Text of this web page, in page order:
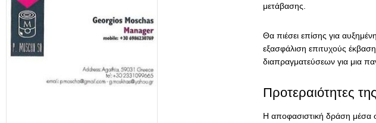
μετάβασης.
Θα πιέσει επίσης για
εξασφάλιση επιτυχούς
διαπραγματεύσεων για μια
Προτεραιότητες
Η αποφασιστική δράση μέσα